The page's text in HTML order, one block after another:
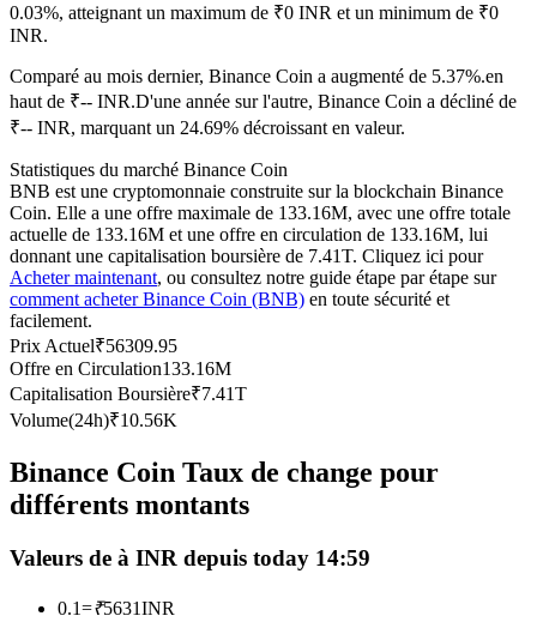
Futures utilisant l'USDC comme garantie
Copie de Trading
Rejoignez les meilleurs traders
Devenez un trader de copie
0.03%, atteignant un maximum de ₹0 INR et un minimum de ₹0
INR.
Comparé au mois dernier, Binance Coin a augmenté de 5.37%.en
haut de ₹-- INR.D'une année sur l'autre, Binance Coin a décliné de
₹-- INR, marquant un 24.69% décroissant en valeur.
Statistiques du marché Binance Coin
BNB est une cryptomonnaie construite sur la blockchain Binance
Coin. Elle a une offre maximale de 133.16M, avec une offre totale
actuelle de 133.16M et une offre en circulation de 133.16M, lui
donnant une capitalisation boursière de 7.41T. Cliquez ici pour
Acheter maintenant, ou consultez notre guide étape par étape sur
comment acheter Binance Coin (BNB) en toute sécurité et
facilement.
Prix Actuel₹56309.95
Offre en Circulation133.16M
Capitalisation Boursière₹7.41T
Volume(24h)₹10.56K
Binance Coin Taux de change pour
différents montants
Valeurs de à INR depuis today 14:59
0.1=₹5631INR